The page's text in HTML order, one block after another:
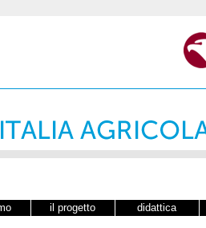
il progetto didattica